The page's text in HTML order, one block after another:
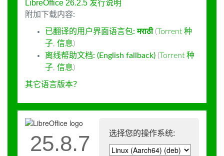
LibreOffice 26.2.5 发行说明
附加下载内容:
已翻译的用户界面语言包:मराठी (Torrent 种
子, 信息)
离线帮助文档: (English fallback) (Torrent 种
子, 信息)
其它语言版本？
选择您的操作系统:
25.8.7